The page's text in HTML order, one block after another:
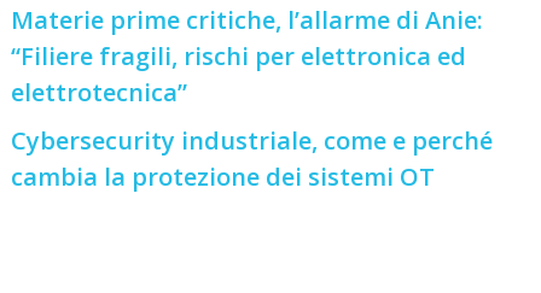
Materie prime critiche, l’allarme di Anie:
“Filiere fragili, rischi per elettronica ed
elettrotecnica”
Cybersecurity industriale, come e perché
cambia la protezione dei sistemi OT